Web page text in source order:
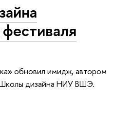
обновил имидж, автором
Школы дизайна НИУ ВШЭ.